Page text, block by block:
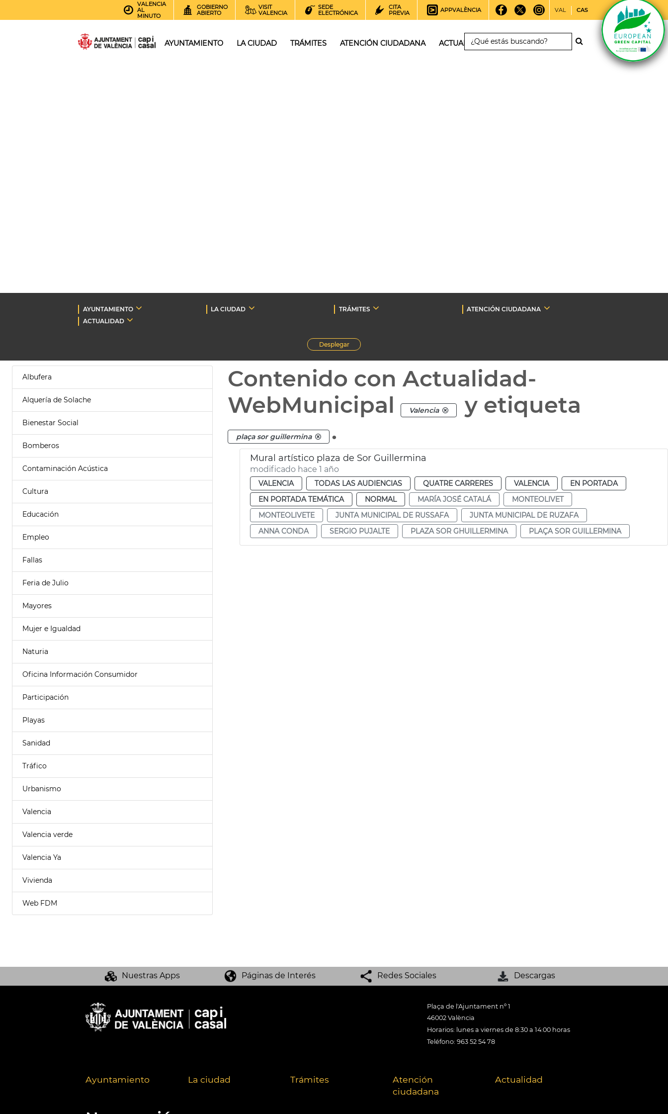
VALENCIA
AL
MINUTO
GOBIERNO
ABIERTO
VISIT
VALENCIA
SEDE
ELECTRÓNICA
CITA
PREVIA
APPVALÈNCIA VAL CAS
AYUNTAMIENTO LA CIUDAD TRÁMITES ATENCIÓN CIUDADANA ACTUALIDAD
AYUNTAMIENTO LA CIUDAD TRÁMITES
ATENCIÓN CIUDADANA
ACTUALIDAD
Desplegar
Albufera
Alquería de Solache
Bienestar Social
Bomberos
Contaminación Acústica
Cultura
Educación
Empleo
Fallas
Feria de Julio
Mayores
Mujer e Igualdad
Naturia
Oficina Información Consumidor
Participación
Playas
Sanidad
Tráfico
Urbanismo
Valencia
Valencia verde
Valencia Ya
Vivienda
Web FDM
Contenido con Actualidad-
WebMunicipal
Valencia y etiqueta
plaça sor guillermina .
Mural artístico plaza de Sor Guillermina
modificado hace 1 año
VALENCIA TODAS LAS AUDIENCIAS QUATRE CARRERES VALENCIA
EN PORTADA
EN PORTADA TEMÁTICA
NORMAL MARÍA JOSÉ CATALÁ
MONTEOLIVET
MONTEOLIVETE
JUNTA MUNICIPAL DE RUSSAFA
JUNTA MUNICIPAL DE RUZAFA
ANNA CONDA
SERGIO PUJALTE PLAZA SOR GHUILLERMINA PLAÇA SOR GUILLERMINA
Nuestras Apps Páginas de Interés Redes Sociales Descargas
Plaça de l'Ajuntament nº 1
46002 València
Horarios: lunes a viernes de 8:30 a 14:00 horas
Teléfono: 963 52 54 78
Ayuntamiento La ciudad Trámites
Atención
ciudadana
Actualidad